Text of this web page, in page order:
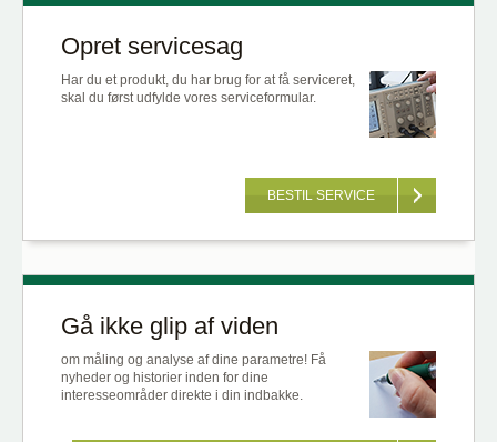
Opret servicesag
Har du et produkt, du har brug for at få serviceret,
skal du først udfylde vores serviceformular.
BESTIL SERVICE
Gå ikke glip af viden
om måling og analyse af dine parametre! Få
nyheder og historier inden for dine
interesseområder direkte i din indbakke.